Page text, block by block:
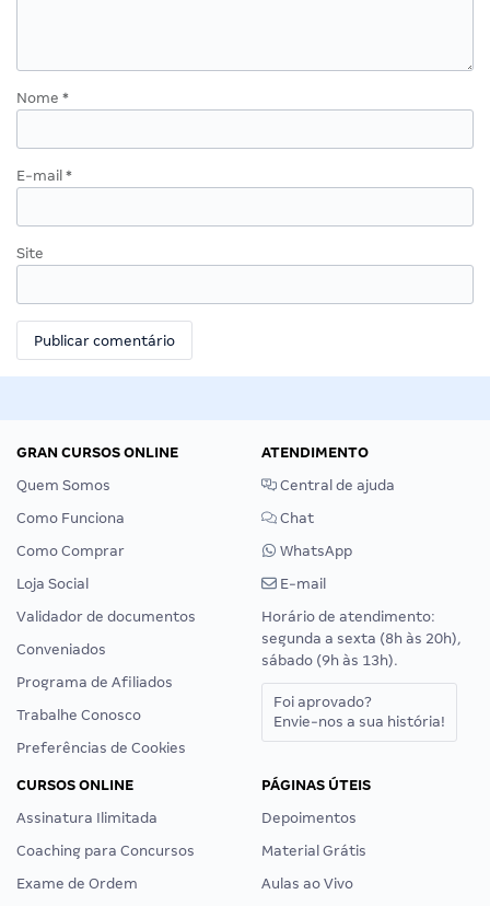
Nome *
E-mail *
Site
GRAN CURSOS ONLINE
Quem Somos
Como Funciona
Como Comprar
Loja Social
Validador de documentos
Conveniados
Programa de Afiliados
Trabalhe Conosco
Preferências de Cookies
ATENDIMENTO
Central de ajuda
Chat
WhatsApp
E-mail
Horário de atendimento:
segunda a sexta (8h às 20h),
sábado (9h às 13h).
Foi aprovado?
Envie-nos a sua história!
CURSOS ONLINE
Assinatura Ilimitada
Coaching para Concursos
Exame de Ordem
PÁGINAS ÚTEIS
Depoimentos
Material Grátis
Aulas ao Vivo